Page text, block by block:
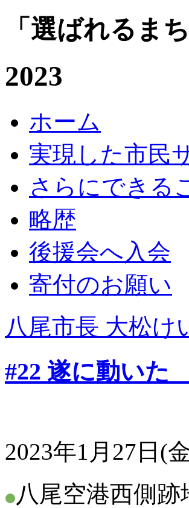
「選ばれるま
2023
ホーム
実現した市民
さらにできる
略歴
後援会へ入会
寄付のお願い
八尾市長 大松け
#22 遂に動い
2023年1月27日(
八尾空港西側